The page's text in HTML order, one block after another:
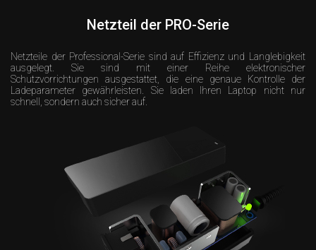
Netzteil der PRO-Serie
Netzteile der Professional-Serie sind auf Effizienz und Langlebigkeit
ausgelegt. Sie sind mit einer Reihe elektronischer
Schutzvorrichtungen ausgestattet, die eine genaue Kontrolle der
Ladeparameter gewährleisten. Sie laden Ihren Laptop nicht nur
schnell, sondern auch sicher auf.